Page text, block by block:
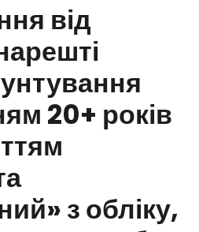
заявку
від
20+ років
з обліку,